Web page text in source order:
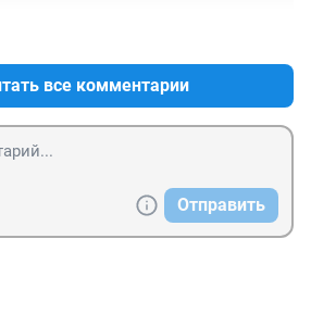
все комментарии
Отправить